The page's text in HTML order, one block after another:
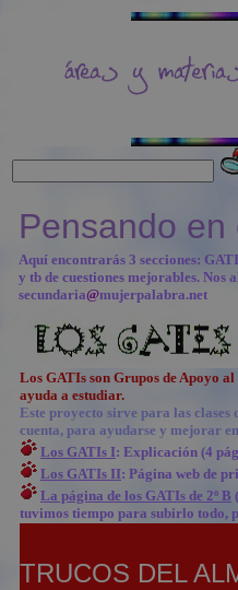
Pensando en
Aquí encontrarás 3 secciones:
y tb de cuestiones mejorables.
secundaria@mujerpalabra.net
Los GATIs son Grupos de Apoyo
ayuda a estudiar.
Este proyecto sirve para las
cuenta, para ayudarse y mejorar
Los GATIs I: Explicación (4
Los GATIs II: Página web de
La página de los GATIs de 2º B
tuvimos tiempo para subirlo todo,
TRUCOS DEL